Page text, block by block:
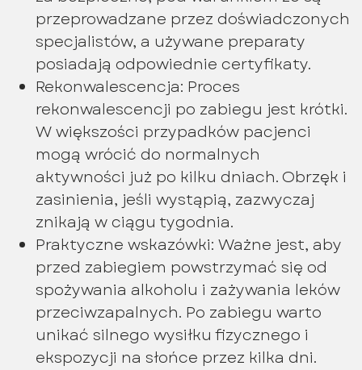
przeprowadzane przez doświadczonych
specjalistów, a używane preparaty
posiadają odpowiednie certyfikaty.
Rekonwalescencja: Proces
rekonwalescencji po zabiegu jest krótki.
W większości przypadków pacjenci
mogą wrócić do normalnych
aktywności już po kilku dniach. Obrzęk i
zasinienia, jeśli wystąpią, zazwyczaj
znikają w ciągu tygodnia.
Praktyczne wskazówki: Ważne jest, aby
przed zabiegiem powstrzymać się od
spożywania alkoholu i zażywania leków
przeciwzapalnych. Po zabiegu warto
unikać silnego wysiłku fizycznego i
ekspozycji na słońce przez kilka dni.